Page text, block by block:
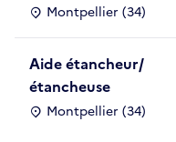
Montpellier (34)
Aide étancheur/
étancheuse
Montpellier (34)